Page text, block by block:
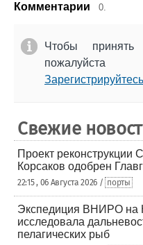
Комментарии 0.
Чтобы
Зарегистрируйтесь
Свежие
Проект реконструкции
Корсаков одобрен
22:15 , 06 Августа 2026 / порты
Экспедиция ВНИРО
исследовала
пелагических рыб